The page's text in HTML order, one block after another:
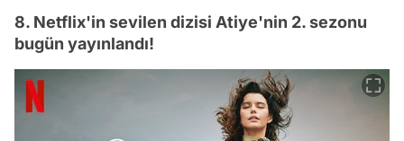
8. Netflix'in sevilen dizisi Atiye'nin 2. sezonu
bugün yayınlandı!